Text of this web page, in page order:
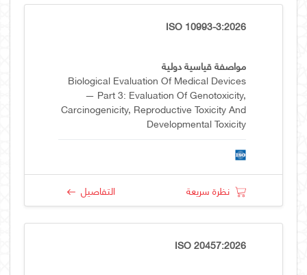
ISO 10993-3:2026
مواصفة قياسية دولية
Biological Evaluation Of Medical Devices
— Part 3: Evaluation Of Genotoxicity,
Carcinogenicity, Reproductive Toxicity And
Developmental Toxicity
نظرة سريعة التفاصيل
ISO 20457:2026